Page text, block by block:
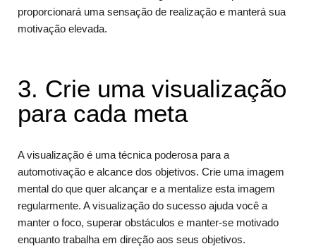
proporcionará uma sensação de realização e manterá sua
motivação elevada.
3. Crie uma visualização
para cada meta
A visualização é uma técnica poderosa para a
automotivação e alcance dos objetivos. Crie uma imagem
mental do que quer alcançar e a mentalize esta imagem
regularmente. A visualização do sucesso ajuda você a
manter o foco, superar obstáculos e manter-se motivado
enquanto trabalha em direção aos seus objetivos.